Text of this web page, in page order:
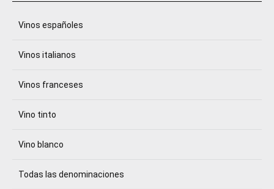
Vinos españoles
Vinos italianos
Vinos franceses
Vino tinto
Vino blanco
Todas las denominaciones